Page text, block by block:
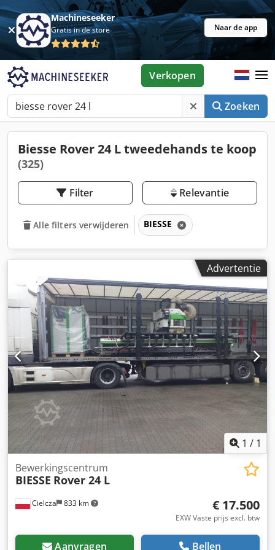
Machineseeker
Gratis in de store Naar de app
Zoeken
Verkopen
Biesse Rover 24 L tweedehands te koop
(325)
Filter Relevantie
Alle filters verwijderen BIESSE
Advertentie
1 / 1
Cielcza 833 km
Bewerkingscentrum
BIESSE Rover 24 L
€ 17.500
EXW Vaste prijs excl. btw
Aanvragen Bellen